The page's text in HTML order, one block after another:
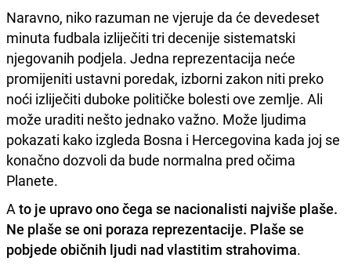
Naravno, niko razuman ne vjeruje da će devedeset
minuta fudbala izliječiti tri decenije sistematski
njegovanih podjela. Jedna reprezentacija neće
promijeniti ustavni poredak, izborni zakon niti preko
noći izliječiti duboke političke bolesti ove zemlje. Ali
može uraditi nešto jednako važno. Može ljudima
pokazati kako izgleda Bosna i Hercegovina kada joj se
konačno dozvoli da bude normalna pred očima
Planete.
Ato je upravo ono čega se nacionalisti najviše plaše.
Ne plaše se oni poraza reprezentacije. Plaše se
pobjede običnih ljudi nad vlastitim strahovima.